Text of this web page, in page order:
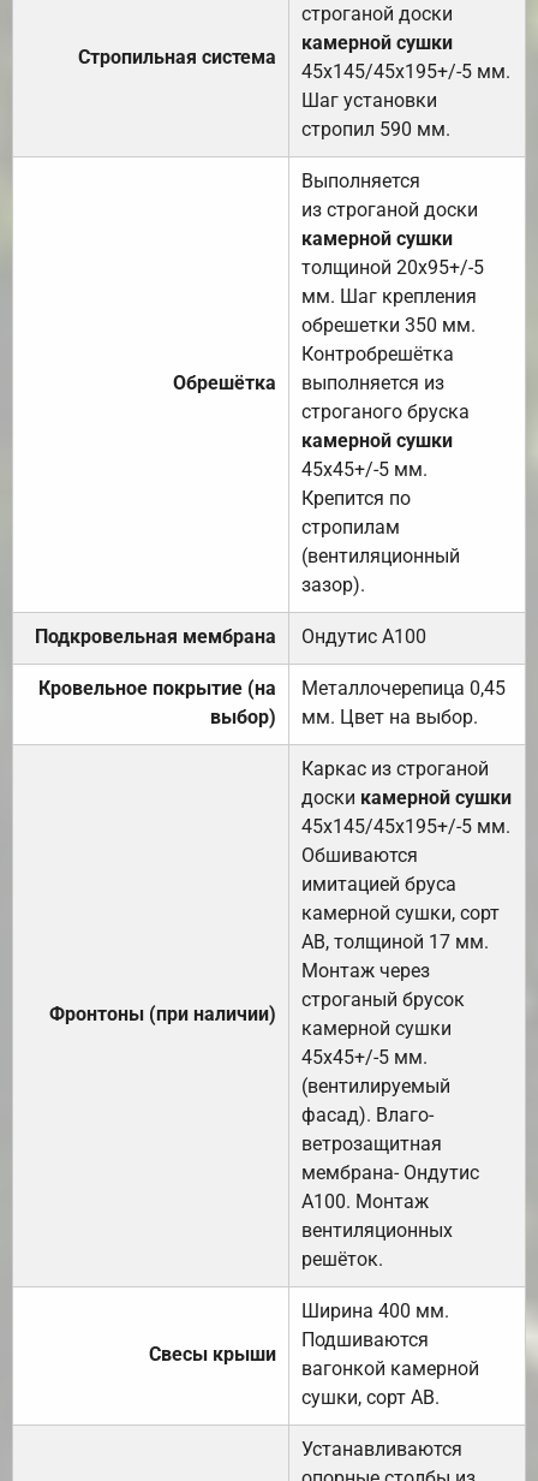
Стропильная система
строганой доски
камерной сушки
45х145/45х195+/-5 мм.
Шаг установки
стропил 590 мм.
Обрешётка
Выполняется
из строганой доски
камерной сушки
толщиной 20х95+/-5
мм. Шаг крепления
обрешетки 350 мм.
Контробрешётка
выполняется из
строганого бруска
камерной сушки
45х45+/-5 мм.
Крепится по
стропилам
(вентиляционный
зазор).
Подкровельная мембрана Ондутис А100
Кровельное покрытие (на
выбор)
Металлочерепица 0,45
мм. Цвет на выбор.
Фронтоны (при наличии)
Каркас из строганой
доски камерной сушки
45х145/45х195+/-5 мм.
Обшиваются
имитацией бруса
камерной сушки, сорт
АВ, толщиной 17 мм.
Монтаж через
строганый брусок
камерной сушки
45х45+/-5 мм.
(вентилируемый
фасад). Влаго-
ветрозащитная
мембрана- Ондутис
А100. Монтаж
вентиляционных
решёток.
Свесы крыши
Ширина 400 мм.
Подшиваются
вагонкой камерной
сушки, сорт АВ.
Устанавливаются